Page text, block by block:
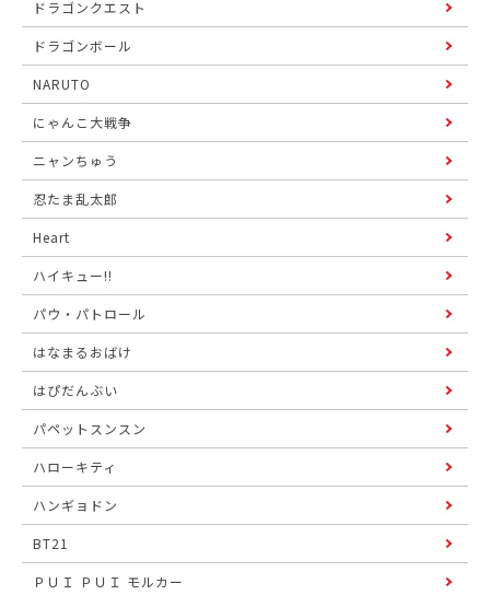
ドラゴンクエスト
ドラゴンボール
NARUTO
にゃんこ大戦争
ニャンちゅう
忍たま乱太郎
Heart
ハイキュー!!
パウ・パトロール
はなまるおばけ
はぴだんぶい
パペットスンスン
ハローキティ
ハンギョドン
BT21
ＰＵＩ ＰＵＩ モルカー